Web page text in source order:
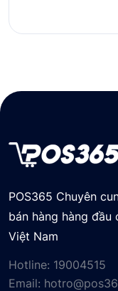
POS365 Chuyên
bán hàng hàng đầu
Việt Nam
Hotline: 19004515
Email: